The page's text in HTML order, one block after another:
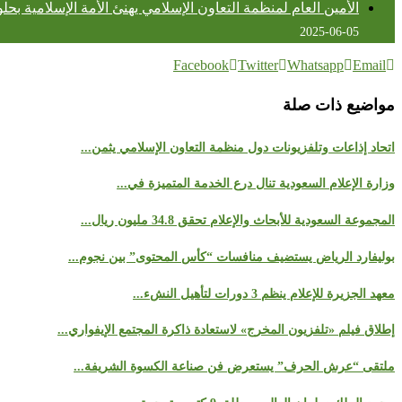
الأمين العام لمنظمة التعاون الإسلامي يهنئ الأمة الإسلامية بحلول
2025-06-05
Facebook Twitter Whatsapp Email
مواضيع ذات صلة
اتحاد إذاعات وتلفزيونات دول منظمة التعاون الإسلامي يثمن...
وزارة الإعلام السعودية تنال درع الخدمة المتميزة في...
المجموعة السعودية للأبحاث والإعلام تحقق 34.8 مليون ريال...
بوليفارد الرياض يستضيف منافسات “كأس المحتوى” بين نجوم...
معهد الجزيرة للإعلام ينظم 3 دورات لتأهيل النشء...
إطلاق فيلم «تلفزيون المخرج» لاستعادة ذاكرة المجتمع الإيفواري...
ملتقى “عرش الحرف” يستعرض فن صناعة الكسوة الشريفة...